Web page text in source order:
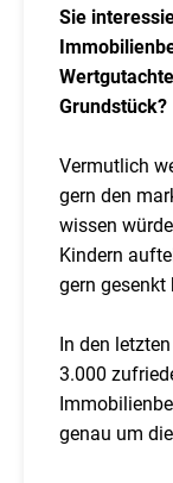
Sie
Grundstück?
Vermutlich
gern den
wissen
Kindern
gern gesenkt
In den
3.000
genau um